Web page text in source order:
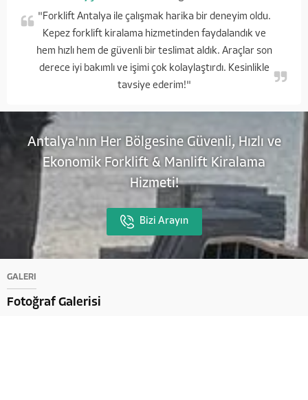
"Forklift Antalya ile çalışmak harika bir deneyim oldu.
Kepez forklift kiralama hizmetinden faydalandık ve
hem hızlı hem de güvenli bir teslimat aldık. Araçlar son
derece iyi bakımlı ve işimi çok kolaylaştırdı. Kesinlikle
tavsiye ederim!"
Antalya'nın Her Bölgesine Güvenli, Hızlı ve
Ekonomik Forklift & Manlift Kiralama
Hizmeti!
Bizi Arayın
GALERİ
Fotoğraf Galerisi